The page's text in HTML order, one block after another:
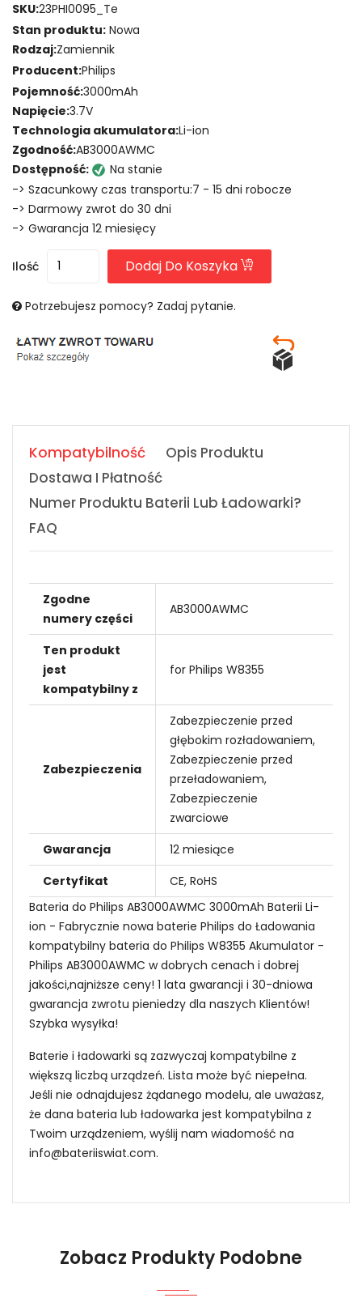
SKU:23PHI0095_Te
Stan produktu: Nowa
Rodzaj:Zamiennik
Producent:Philips
Pojemność:3000mAh
Napięcie:3.7V
Technologia akumulatora:Li-ion
Zgodność:AB3000AWMC
Dostępność:
Na stanie
-> Szacunkowy czas transportu:7 - 15 dni robocze
-> Darmowy zwrot do 30 dni
-> Gwarancja 12 miesięcy
Ilość Dodaj Do Koszyka
Potrzebujesz pomocy? Zadaj pytanie.
Kompatybilność
Opis Produktu
Dostawa I Płatność
Numer Produktu Baterii Lub Ładowarki?
FAQ
Zgodne
numery części
AB3000AWMC
Ten produkt
jest
kompatybilny z
for Philips W8355
Zabezpieczenia
Zabezpieczenie przed
głębokim rozładowaniem,
Zabezpieczenie przed
przeładowaniem,
Zabezpieczenie
zwarciowe
Gwarancja
12 miesiące
Certyfikat
CE, RoHS
Bateria do Philips AB3000AWMC 3000mAh Baterii Li-
ion - Fabrycznie nowa baterie Philips do Ładowania
kompatybilny bateria do Philips W8355 Akumulator -
Philips AB3000AWMC w dobrych cenach i dobrej
jakości,najniższe ceny! 1 lata gwarancji i 30-dniowa
gwarancja zwrotu pieniedzy dla naszych Klientów!
Szybka wysyłka!
Baterie i ładowarki są zazwyczaj kompatybilne z
większą liczbą urządzeń. Lista może być niepełna.
Jeśli nie odnajdujesz żądanego modelu, ale uważasz,
że dana bateria lub ładowarka jest kompatybilna z
Twoim urządzeniem, wyślij nam wiadomość na
info@bateriiswiat.com.
Niezawodność i pewność
1.Model urządzenia
Zobacz Produkty Podobne